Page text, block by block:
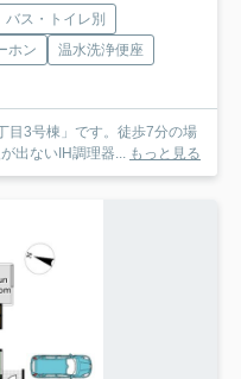
バス・トイレ別
ホン
温水洗浄便座
目3号棟」です。徒歩7分の場
出ないIH調理器... もっと見る